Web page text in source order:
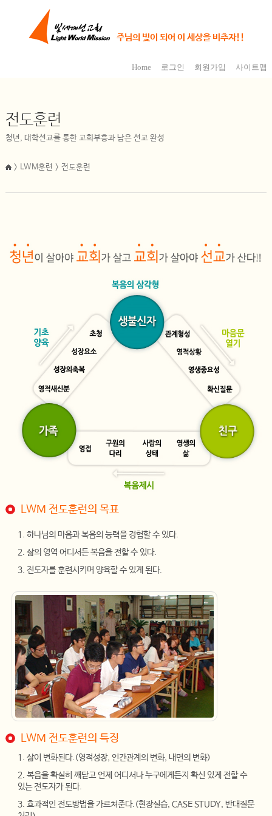
주님의 빛이 되어 이 세상을 비추자!!
Home 로그인 회원가입 사이트맵
전도훈련
청년, 대학선교를 통한 교회부흥과 남은 선교 완성
> LWM훈련 > 전도훈련
LWM 전도훈련의 목표
1. 하나님의 마음과 복음의 능력을 경험할 수 있다.
2. 삶의 영역 어디서든 복음을 전할 수 있다.
3. 전도자를 훈련시키며 양육할 수 있게 된다.
LWM 전도훈련의 특징
1. 삶이 변화된다.(영적성장, 인간관계의 변화, 내면의 변화)
2. 복음을 확실히 깨닫고 언제 어디서나 누구에게든지 확신 있게 전할 수
있는 전도자가 된다.
3. 효과적인 전도방법을 가르쳐준다.(현장실습, CASE STUDY, 반대질문